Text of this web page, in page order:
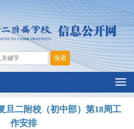
旦二附校（初中部）第18周工
作安排